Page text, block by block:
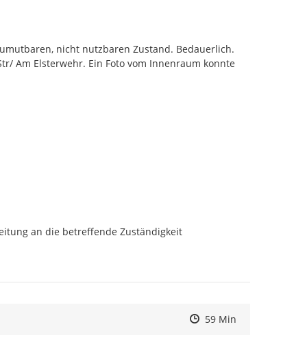
nicht nutzbaren Zustand. Bedauerlich.
Am Elsterwehr. Ein Foto vom Innenraum konnte
an die betreffende Zuständigkeit
Zeitpunkt des
Zeitpunkt des
59 MinZur Äußerung